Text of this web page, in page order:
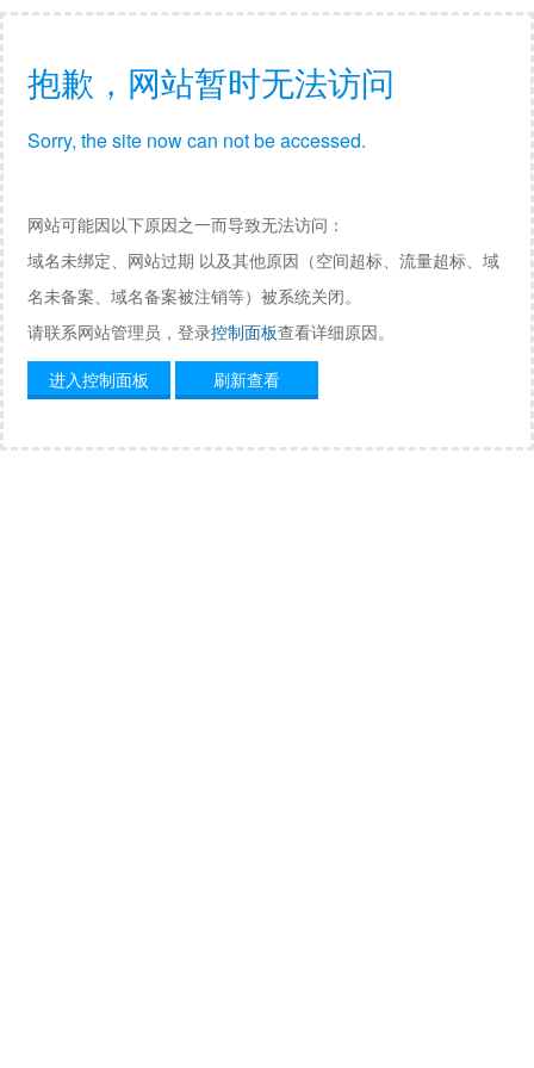
抱歉，网站暂时无法访问
Sorry, the site now can not be accessed.
网站可能因以下原因之一而导致无法访问：
域名未绑定、网站过期 以及其他原因（空间超标、流量超标、域
名未备案、域名备案被注销等）被系统关闭。
请联系网站管理员，登录控制面板查看详细原因。
进入控制面板
刷新查看